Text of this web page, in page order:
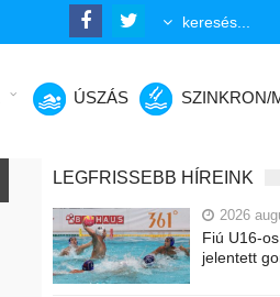
ÚSZÁS SZINKRON/
LEGFRISSEBB HÍREINK
2026
Fiú U16-
jelentett